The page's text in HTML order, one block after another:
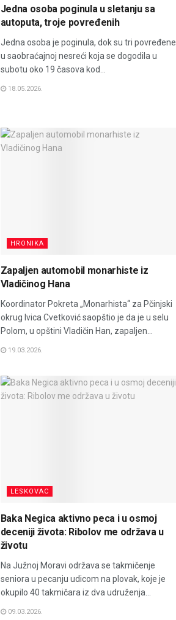
Jedna osoba poginula u sletanju sa
autoputa, troje povređenih
Jedna osoba je poginula, dok su tri povređene
u saobraćajnoj nesreći koja se dogodila u
subotu oko 19 časova kod...
18.05.2026.
HRONIKA
Zapaljen automobil monarhiste iz
Vladičinog Hana
Koordinator Pokreta „Monarhista“ za Pčinjski
okrug Ivica Cvetković saopštio je da je u selu
Polom, u opštini Vladičin Han, zapaljen...
19.03.2026.
LESKOVAC
Baka Negica aktivno peca i u osmoj
deceniji života: Ribolov me održava u
životu
Na Južnoj Moravi održava se takmičenje
seniora u pecanju udicom na plovak, koje je
okupilo 40 takmičara iz dva udruženja...
09.03.2026.